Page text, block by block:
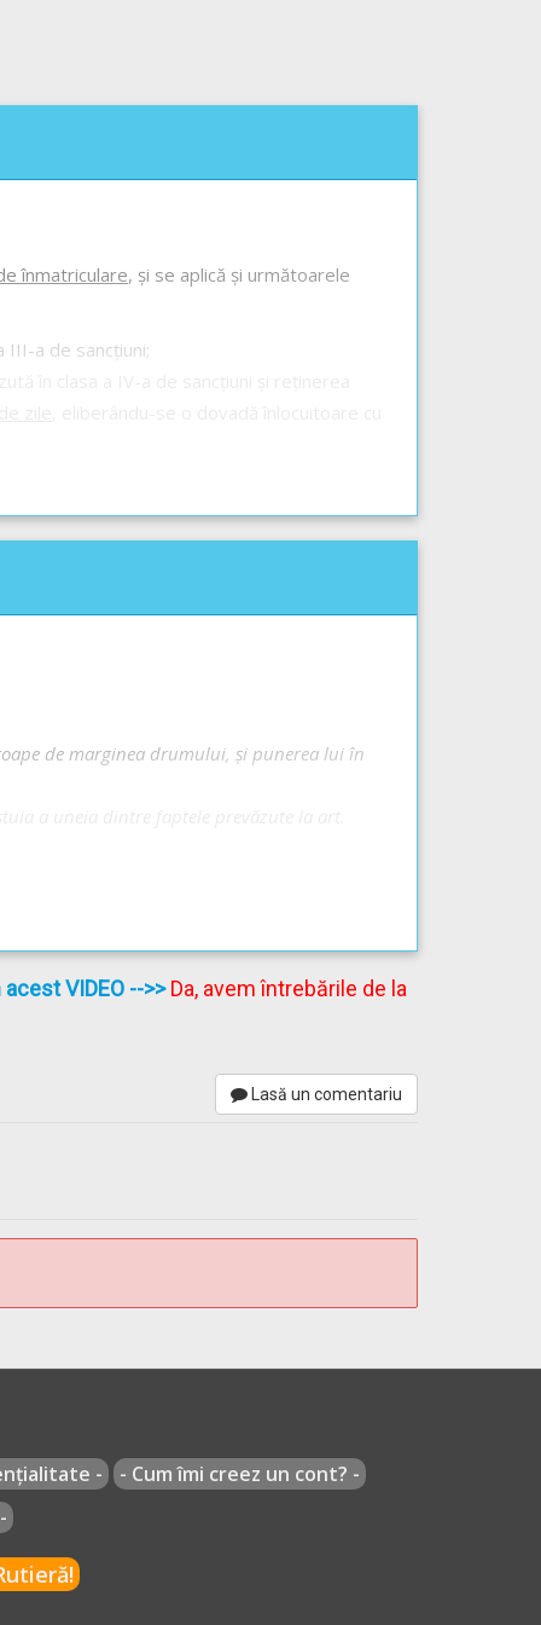
înmatriculare, și se aplică și următoarele
III-a de sancțiuni;
în clasa a IV-a de sancțiuni și reținerea
măsurile enumerate la varianta A de răspuns.
lângă aceasta se aplică și sancțiunile și
de marginea drumului, și punerea lui în
a uneia dintre faptele prevăzute la art.
de persoane fizice:
complementare a suspendării exercitării
sau forestier ori tramvai a următoarelor
VIDEO -->>Da, avem întrebările de la
Lasă un comentariu
-
- Cum îmi creez un cont? -